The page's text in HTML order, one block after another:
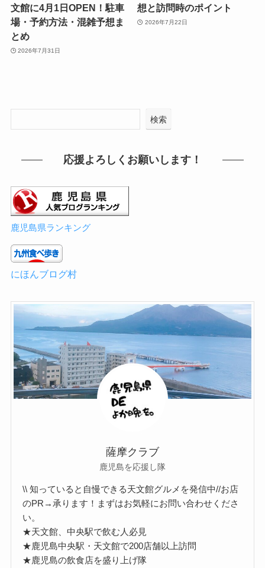
文館に4月1日OPEN！駐車
場・予約方法・混雑予想ま
とめ
2026年7月31日
想と訪問時のポイント
2026年7月22日
検索
応援よろしくお願いします！
鹿児島県ランキング
にほんブログ村
薩摩クラブ
鹿児島を応援し隊
\\ 知っていると自慢できる天文館グルメを発信中//お店
のPR→承ります！まずはお気軽にお問い合わせくださ
い。
★天文館、中央駅で飲む人必見
★鹿児島中央駅・天文館で200店舗以上訪問
★鹿児島の飲食店を盛り上げ隊